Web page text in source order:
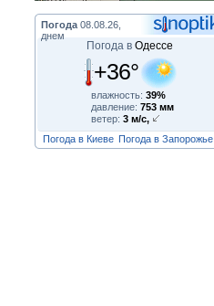
Погода 08.08.26,
днем
Погода в Одессе
+36°
влажность: 39%
давление: 753 мм
ветер: 3 м/с,
Погода в Киеве Погода в Запорожье